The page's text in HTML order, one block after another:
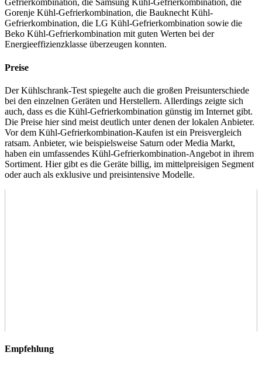
Gefrierkombination, die Samsung Kühl-Gefrierkombination, die
Gorenje Kühl-Gefrierkombination, die Bauknecht Kühl-
Gefrierkombination, die LG Kühl-Gefrierkombination sowie die
Beko Kühl-Gefrierkombination mit guten Werten bei der
Energieeffizienzklasse überzeugen konnten.
Preise
Der Kühlschrank-Test spiegelte auch die großen Preisunterschiede
bei den einzelnen Geräten und Herstellern. Allerdings zeigte sich
auch, dass es die Kühl-Gefrierkombination günstig im Internet gibt.
Die Preise hier sind meist deutlich unter denen der lokalen Anbieter.
Vor dem Kühl-Gefrierkombination-Kaufen ist ein Preisvergleich
ratsam. Anbieter, wie beispielsweise Saturn oder Media Markt,
haben ein umfassendes Kühl-Gefrierkombination-Angebot in ihrem
Sortiment. Hier gibt es die Geräte billig, im mittelpreisigen Segment
oder auch als exklusive und preisintensive Modelle.
Empfehlung